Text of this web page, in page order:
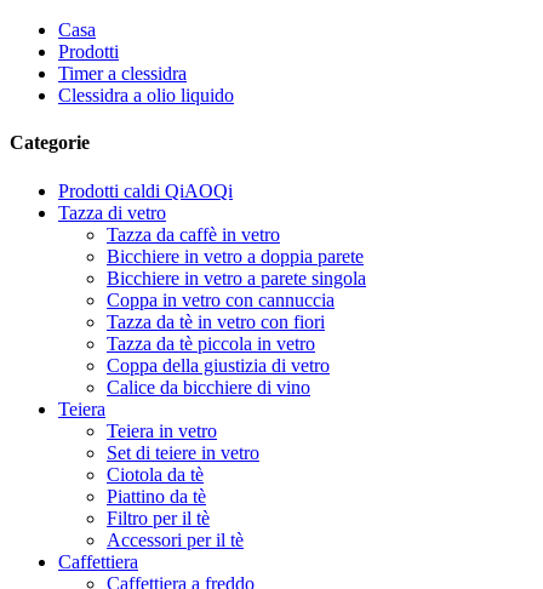
Casa
Prodotti
Timer a clessidra
Clessidra a olio liquido
Categorie
Prodotti caldi QiAOQi
Tazza di vetro
Tazza da caffè in vetro
Bicchiere in vetro a doppia parete
Bicchiere in vetro a parete singola
Coppa in vetro con cannuccia
Tazza da tè in vetro con fiori
Tazza da tè piccola in vetro
Coppa della giustizia di vetro
Calice da bicchiere di vino
Teiera
Teiera in vetro
Set di teiere in vetro
Ciotola da tè
Piattino da tè
Filtro per il tè
Accessori per il tè
Caffettiera
Caffettiera a freddo